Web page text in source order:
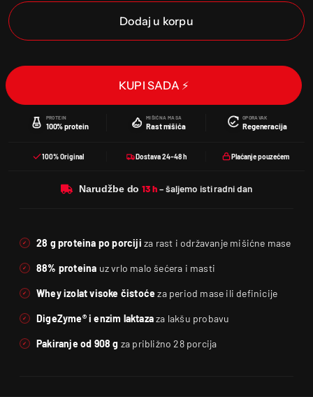
Dodaj u korpu
KUPI SADA ⚡
PROTEIN
100% protein
MIŠIĆNA MASA
Rast mišića
OPORAVAK
Regeneracija
100% Original Dostava 24–48 h Plaćanje pouzećem
Narudžbe do
28 g proteina po porciji za rast i održavanje mišićne mase
88% proteina uz vrlo malo šećera i masti
Whey izolat visoke čistoće za period mase ili definicije
DigeZyme® i enzim laktazaza lakšu probavu
Pakiranje od 908 g za približno 28 porcija